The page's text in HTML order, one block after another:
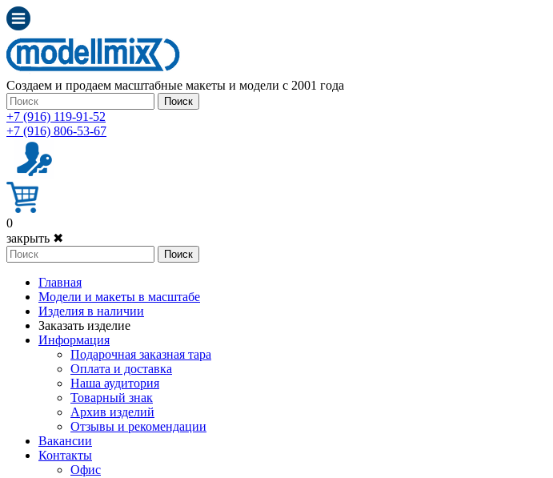
Создаем и продаем масштабные макеты и модели с 2001 года
Поиск
+7 (916) 119-91-52
+7 (916) 806-53-67
0
закрыть ✖
Поиск
Главная
Модели и макеты в масштабе
Изделия в наличии
Заказать изделие
Информация
Подарочная заказная тара
Оплата и доставка
Наша аудитория
Товарный знак
Архив изделий
Отзывы и рекомендации
Вакансии
Контакты
Офис